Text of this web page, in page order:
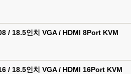
/ 18.5인치 VGA / HDMI 8Port KVM
/ 18.5인치 VGA / HDMI 16Port KVM